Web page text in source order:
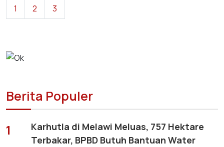
1 2 3
Berita Populer
1
Karhutla di Melawi Meluas, 757 Hektare
Terbakar, BPBD Butuh Bantuan Water